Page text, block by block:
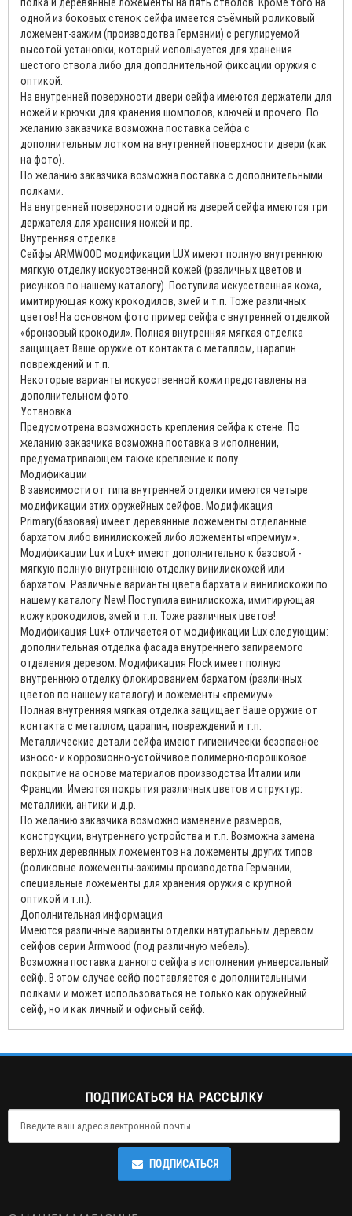
одной из боковых стенок сейфа имеется съёмный роликовый
ложемент-зажим (производства Германии) с регулируемой
высотой установки, который используется для хранения
шестого ствола либо для дополнительной фиксации оружия с
оптикой.
На внутренней поверхности двери сейфа имеются держатели для
ножей и крючки для хранения шомполов, ключей и прочего. По
желанию заказчика возможна поставка сейфа с
дополнительным лотком на внутренней поверхности двери (как
на фото).
По желанию заказчика возможна поставка с дополнительными
полками.
На внутренней поверхности одной из дверей сейфа имеются три
держателя для хранения ножей и пр.
Внутренняя отделка
Сейфы ARMWOOD модификации LUX имеют полную внутреннюю
мягкую отделку искусственной кожей (различных цветов и
рисунков по нашему каталогу). Поступила искусственная кожа,
имитирующая кожу крокодилов, змей и т.п. Тоже различных
цветов! На основном фото пример сейфа с внутренней отделкой
«бронзовый крокодил». Полная внутренняя мягкая отделка
защищает Ваше оружие от контакта с металлом, царапин
повреждений и т.п.
Некоторые варианты искусственной кожи представлены на
дополнительном фото.
Установка
Предусмотрена возможность крепления сейфа к стене. По
желанию заказчика возможна поставка в исполнении,
предусматривающем также крепление к полу.
Модификации
В зависимости от типа внутренней отделки имеются четыре
модификации этих оружейных сейфов. Модификация
Primary(базовая) имеет деревянные ложементы отделанные
бархатом либо винилискожей либо ложементы «премиум».
Модификации Lux и Lux+ имеют дополнительно к базовой -
мягкую полную внутреннюю отделку винилискожей или
бархатом. Различные варианты цвета бархата и винилискожи по
нашему каталогу. New! Поступила винилискожа, имитирующая
кожу крокодилов, змей и т.п. Тоже различных цветов!
Модификация Lux+ отличается от модификации Lux следующим:
дополнительная отделка фасада внутреннего запираемого
отделения деревом. Модификация Flock имеет полную
внутреннюю отделку флокированием бархатом (различных
цветов по нашему каталогу) и ложементы «премиум».
Полная внутренняя мягкая отделка защищает Ваше оружие от
контакта с металлом, царапин, повреждений и т.п.
Металлические детали сейфа имеют гигиенически безопасное
износо- и коррозионно-устойчивое полимерно-порошковое
покрытие на основе материалов производства Италии или
Франции. Имеются покрытия различных цветов и структур:
металлики, антики и д.р.
По желанию заказчика возможно изменение размеров,
конструкции, внутреннего устройства и т.п. Возможна замена
верхних деревянных ложементов на ложементы других типов
(роликовые ложементы-зажимы производства Германии,
специальные ложементы для хранения оружия с крупной
оптикой и т.п.).
Дополнительная информация
Имеются различные варианты отделки натуральным деревом
сейфов серии Armwood (под различную мебель).
Возможна поставка данного сейфа в исполнении универсальный
сейф. В этом случае сейф поставляется с дополнительными
полками и может использоваться не только как оружейный
сейф, но и как личный и офисный сейф.
ПОДПИСАТЬСЯ НА РАССЫЛКУ
ПОДПИСАТЬСЯ